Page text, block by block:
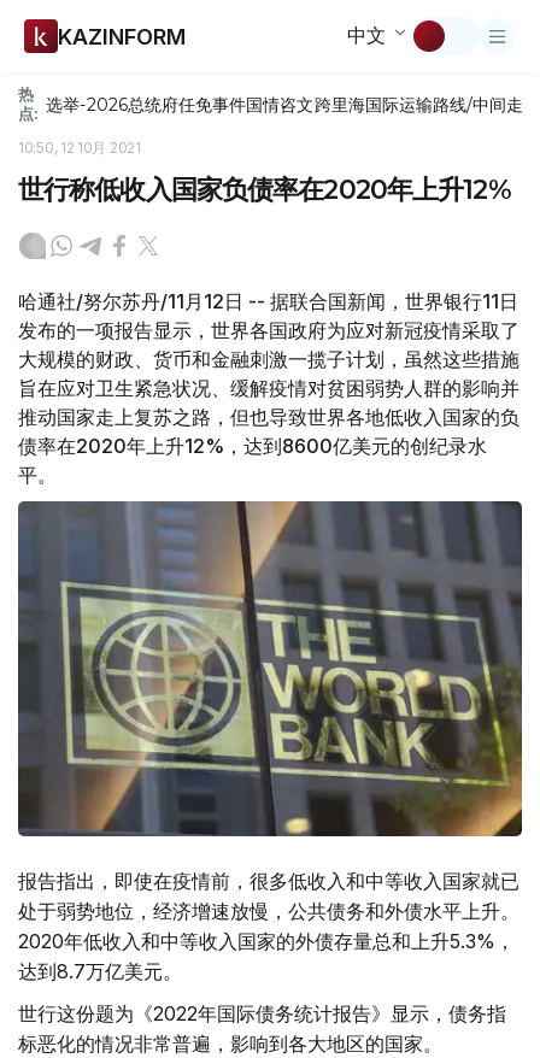
KAZINFORM 中文
热
点: 选举-2026总统府任免事件国情咨文跨里海国际运输路线/中间走廊
10:50, 12 10月 2021
世行称低收入国家负债率在2020年上升12%
哈通社/努尔苏丹/11月12日 -- 据联合国新闻，世界银行11日
发布的一项报告显示，世界各国政府为应对新冠疫情采取了
大规模的财政、货币和金融刺激一揽子计划，虽然这些措施
旨在应对卫生紧急状况、缓解疫情对贫困弱势人群的影响并
推动国家走上复苏之路，但也导致世界各地低收入国家的负
债率在2020年上升12%，达到8600亿美元的创纪录水
平。
报告指出，即使在疫情前，很多低收入和中等收入国家就已
处于弱势地位，经济增速放慢，公共债务和外债水平上升。
2020年低收入和中等收入国家的外债存量总和上升5.3%，
达到8.7万亿美元。
世行这份题为《2022年国际债务统计报告》显示，债务指
标恶化的情况非常普遍，影响到各大地区的国家。